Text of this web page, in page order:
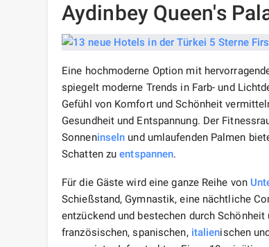
Aydinbey Queen's
Eine hochmoderne Option mit
spiegelt moderne Trends in Farb- und
Gefühl von Komfort und Schönheit
Gesundheit und Entspannung. Der
Sonneninseln und umlaufenden Palmen
Schatten zuentspannen.
Für die Gäste wird eine ganze Reihe von
Schießstand, Gymnastik, eine nächtliche
entzückend und bestechen durch
französischen, spanischen, italienischen